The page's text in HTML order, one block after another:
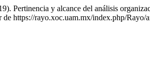
Pertinencia y alcance del análisis
de https://rayo.xoc.uam.mx/index.php/Rayo/